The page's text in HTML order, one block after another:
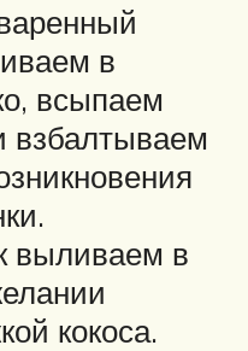
в
всыпаем
взбалтываем
выливаем в
кокоса.